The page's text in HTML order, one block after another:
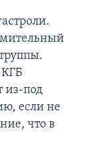
из-под
если не
что в